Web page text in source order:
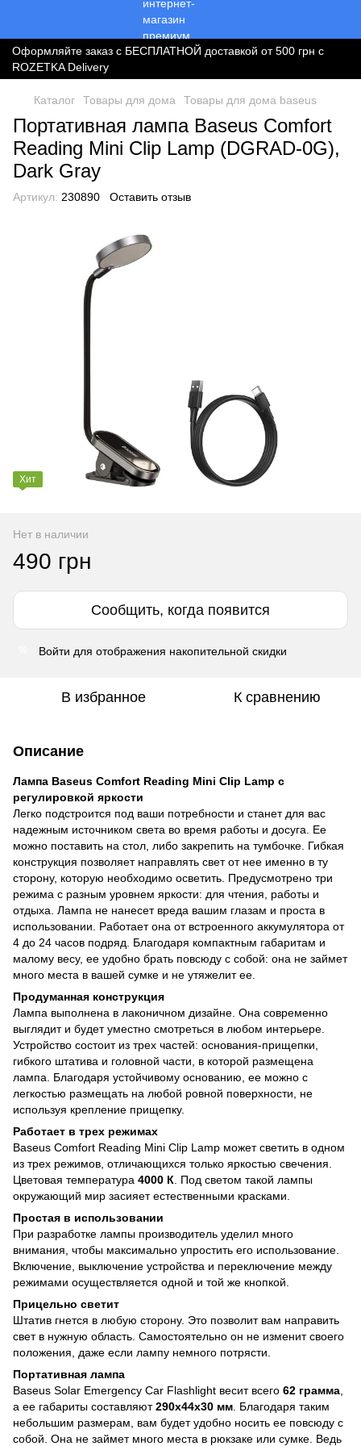
Оформляйте заказ с БЕСПЛАТНОЙ доставкой от 500 грн с
ROZETKA Delivery
Каталог Товары для дома Товары для дома baseus
Портативная лампа Baseus Comfort
Reading Mini Clip Lamp (DGRAD-0G),
Dark Gray
Артикул: 230890 Оставить отзыв
Хит
Нет в наличии
490 грн
Сообщить, когда появится
Войти для отображения накопительной скидки
В избранное К сравнению
Описание
Лампа Baseus Comfort Reading Mini Clip Lamp с
регулировкой яркости
Легко подстроится под ваши потребности и станет для вас
надежным источником света во время работы и досуга. Ее
можно поставить на стол, либо закрепить на тумбочке. Гибкая
конструкция позволяет направлять свет от нее именно в ту
сторону, которую необходимо осветить. Предусмотрено три
режима с разным уровнем яркости: для чтения, работы и
отдыха. Лампа не нанесет вреда вашим глазам и проста в
использовании. Работает она от встроенного аккумулятора от
4 до 24 часов подряд. Благодаря компактным габаритам и
малому весу, ее удобно брать повсюду с собой: она не займет
много места в вашей сумке и не утяжелит ее.
Продуманная конструкция
Лампа выполнена в лаконичном дизайне. Она современно
выглядит и будет уместно смотреться в любом интерьере.
Устройство состоит из трех частей: основания-прищепки,
гибкого штатива и головной части, в которой размещена
лампа. Благодаря устойчивому основанию, ее можно с
легкостью размещать на любой ровной поверхности, не
используя крепление прищепку.
Работает в трех режимах
Baseus Comfort Reading Mini Clip Lamp может светить в одном
из трех режимов, отличающихся только яркостью свечения.
Цветовая температура 4000 К . Под светом такой лампы
окружающий мир засияет естественными красками.
Простая в использовании
При разработке лампы производитель уделил много
внимания, чтобы максимально упростить его использование.
Включение, выключение устройства и переключение между
режимами осуществляется одной и той же кнопкой.
Прицельно светит
Штатив гнется в любую сторону. Это позволит вам направить
свет в нужную область. Самостоятельно он не изменит своего
положения, даже если лампу немного потрясти.
Портативная лампа
Baseus Solar Emergency Car Flashlight весит всего 62 грамма
а ее габариты составляют290х44х30 мм . Благодаря таким
небольшим размерам, вам будет удобно носить ее повсюду с
собой. Она не займет много места в рюкзаке или сумке. Ведь